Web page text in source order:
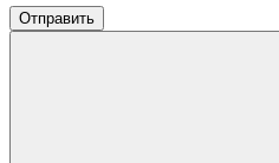
Отправить